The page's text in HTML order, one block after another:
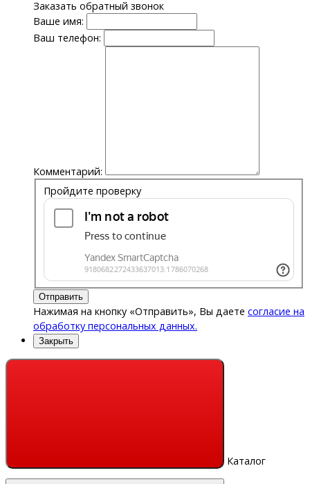
Заказать обратный звонок
Ваше имя:
Ваш телефон:
Комментарий:
Пройдите проверку
Отправить
Нажимая на кнопку «Отправить», Вы даете согласие на
обработку персональных данных.
Закрыть
Каталог